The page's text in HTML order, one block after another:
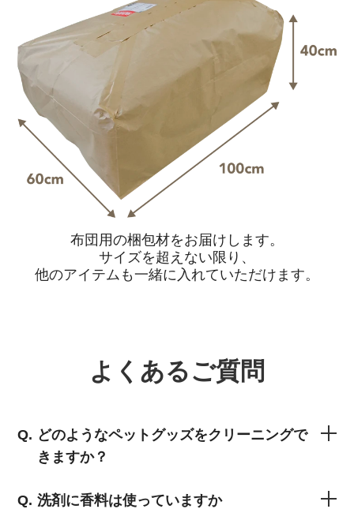
布団用の梱包材をお届けします。
サイズを超えない限り、
他のアイテムも一緒に入れていただけます。
よくあるご質問
どのようなペットグッズをクリーニングで
きますか？
洗剤に香料は使っていますか